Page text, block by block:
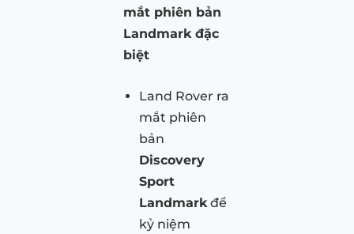
mắt phiên bản
Landmark đặc
biệt
Land Rover ra
mắt phiên
bản
Discovery
Sport
Landmarkđể
kỷ niệm